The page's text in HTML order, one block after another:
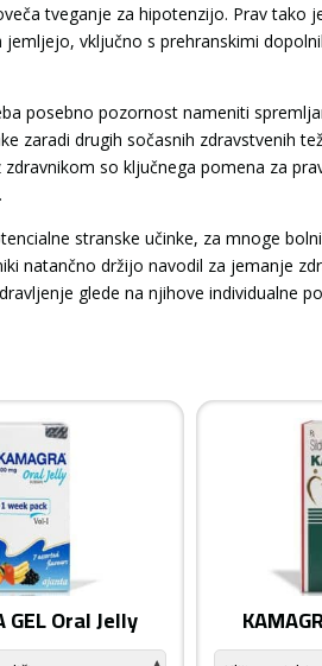
tveganje za hipotenzijo. Prav
jemljejo, vključno s prehranskimi
posebno pozornost nameniti
zaradi drugih sočasnih zdravstvenih
so ključnega pomena za
stranske učinke, za mnoge
natančno držijo navodil za jemanje
glede na njihove individualne
GEL Oral Jelly